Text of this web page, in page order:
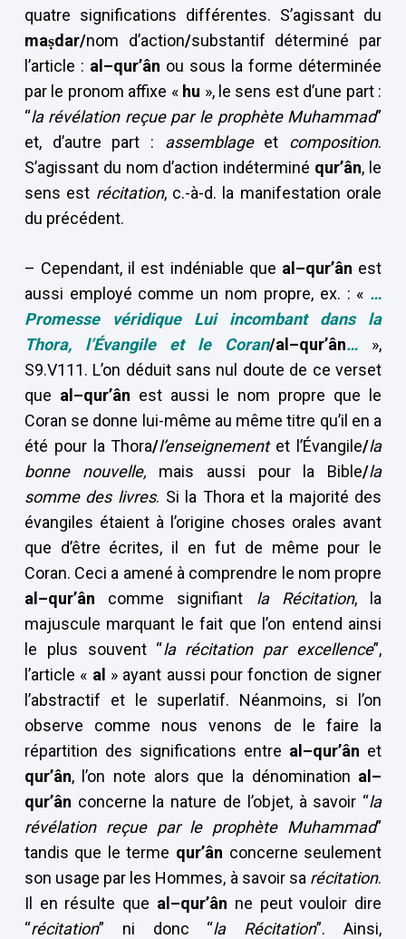
quatre significations différentes. S’agissant du
maṣdar/nom d’action/substantif déterminé par
l’article : al–qur’ân ou sous la forme déterminée
par le pronom affixe « hu », le sens est d’une part :
“la révélation reçue par le prophète Muhammad”
et, d’autre part : assemblageet composition.
S’agissant du nom d’action indéterminé qur’ân, le
sens est récitation, c.-à-d. la manifestation orale
du précédent.
– Cependant, il est indéniable que al–qur’ân est
aussi employé comme un nom propre, ex. : « …
Promesse véridique Lui incombant dans la
Thora, l’Évangile et le Coran/al–qur’ân…
»,
S9.V111. L’on déduit sans nul doute de ce verset
que al–qur’ân est aussi le nom propre que le
Coran se donne lui-même au même titre qu’il en a
été pour la Thora/l’enseignement et l’Évangile/la
bonne nouvelle, mais aussi pour la Bible/la
somme des livres. Si la Thora et la majorité des
évangiles étaient à l’origine choses orales avant
que d’être écrites, il en fut de même pour le
Coran. Ceci a amené à comprendre le nom propre
al–qur’ân comme signifiant la Récitation, la
majuscule marquant le fait que l’on entend ainsi
le plus souvent “la récitation par excellence”,
l’article « al » ayant aussi pour fonction de signer
l’abstractif et le superlatif. Néanmoins, si l’on
observe comme nous venons de le faire la
répartition des significations entre al–qur’ân et
qur’ân, l’on note alors que la dénomination al–
qur’ân concerne la nature de l’objet, à savoir “la
révélation reçue par le prophète Muhammad”
tandis que le terme qur’ân concerne seulement
son usage par les Hommes, à savoir sa récitation.
Il en résulte que al–qur’ân ne peut vouloir dire
“récitation” ni donc “la Récitation”. Ainsi,